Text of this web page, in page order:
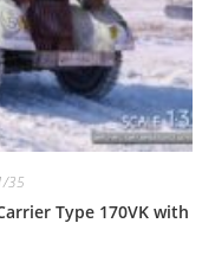
35
Type 170VK with